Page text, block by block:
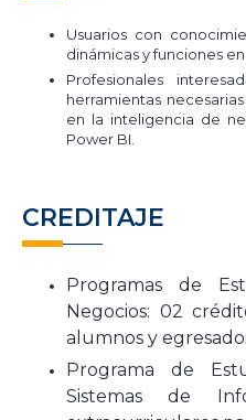
Usuarios con
dinámicas y funciones en
Profesionales
herramientas
en la inteligencia de
Power BI.
CREDITAJE
Programas de
Negocios: 02
alumnos y
Programa de
Sistemas de